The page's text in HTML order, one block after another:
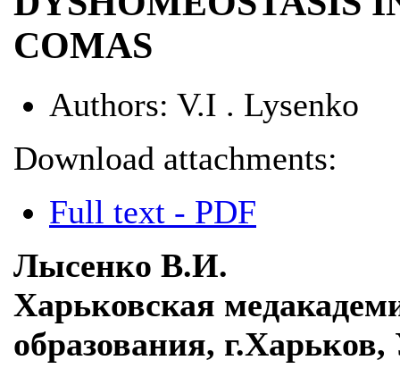
COMAS
Authors: V.I . Lysenko
Download attachments:
Full text - PDF
Лысенко В.И.
Харьковская
образования,